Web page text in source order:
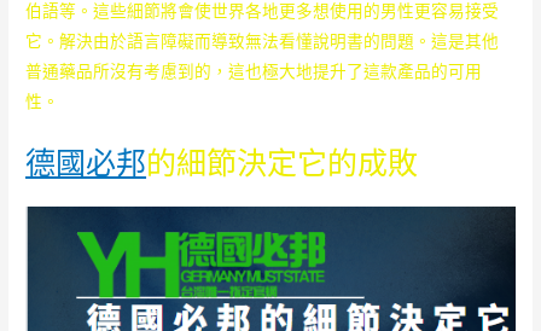
伯語等。這些細節將會使世界各地更多想使用的男性更容易接受
它。解決由於語言障礙而導致無法看懂說明書的問題。這是其他
普通藥品所沒有考慮到的，這也極大地提升了這款產品的可用
性。
德國必邦的細節決定它的成敗